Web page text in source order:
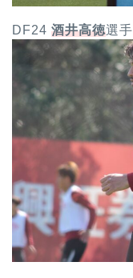
DF24 酒井高徳選手